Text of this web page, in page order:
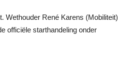
Wethouder René Karens (Mobiliteit)
officiële starthandeling onder